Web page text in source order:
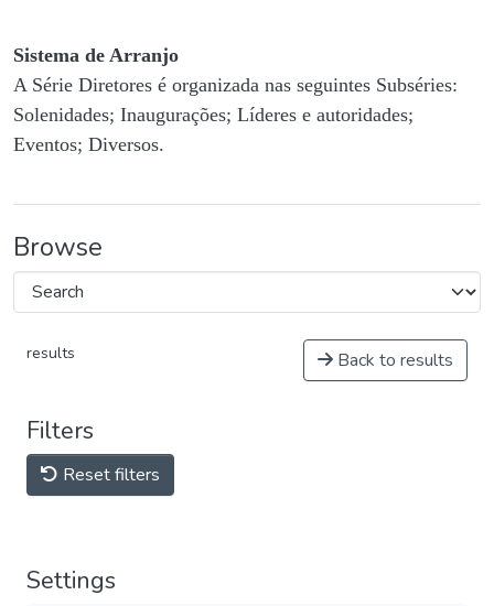
Sistema de Arranjo
A Série Diretores é organizada nas seguintes Subséries:
Solenidades; Inaugurações; Líderes e autoridades;
Eventos; Diversos.
Browse
results Back to results
Filters
Reset filters
Settings